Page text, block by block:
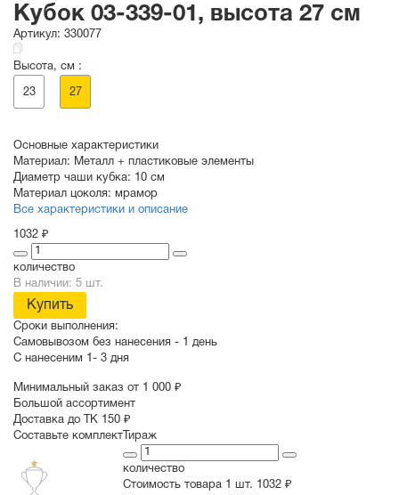
Кубок 03-339-01, высота 27 см
Артикул: 330077
Высота, см :
23 27
Основные характеристики
Материал: Металл + пластиковые элементы
Диаметр чаши кубка: 10 см
Материал цоколя: мрамор
Все характеристики и описание
1032 ₽
количество
В наличии: 5 шт.
Купить
Сроки выполнения:
Самовывозом без нанесения -
1 день
С нанесеним
1- 3 дня
Минимальный заказ от 1 000 ₽
Большой ассортимент
Доставка до ТК 150 ₽
Составьте комплект Тираж
количество
Стоимость товара 1 шт.
1032 ₽